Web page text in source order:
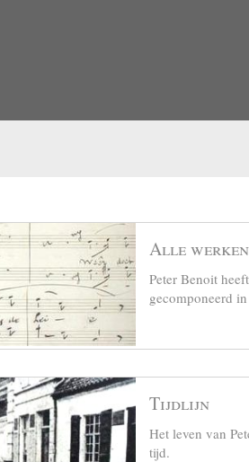
Alle werken
Peter Benoit
gecomponeerd
Tijdlijn
Het leven van
tijd.